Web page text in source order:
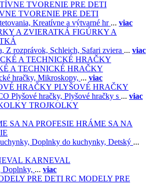
TVORENIE PRE DETI
Kreatívne a výtvarné hr ... viac
FIGÚRKY A
Z rozprávok, Schleich, Safari zviera ... viac
A TECHNICKÉ HRAČKY
hračky, Mikroskopy, ... viac
PLYŠOVÉ HRAČKY
Plyšové hračky, Plyšové hračky s ... viac
TROJKOLKY
HRÁME SA NA
Doplnky do kuchynky, Detský ...
KARNEVAL
Doplnky, ... viac
RC MODELY PRE